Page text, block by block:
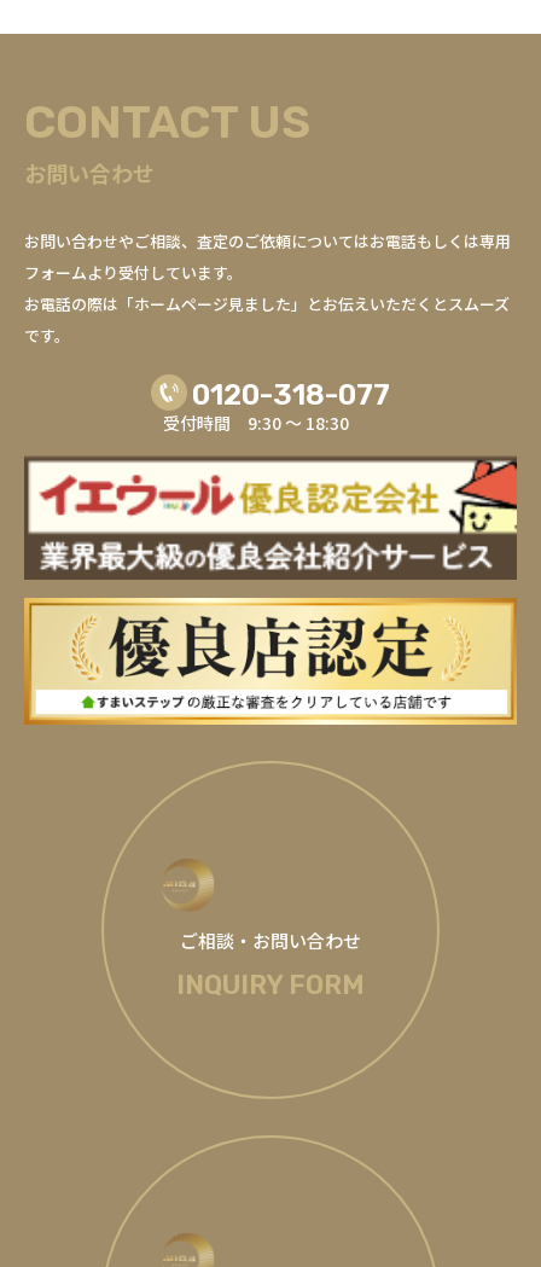
CONTACT US
お問い合わせ
お問い合わせやご相談、査定のご依頼についてはお電話もしくは専用
フォームより受付しています。
お電話の際は「ホームページ見ました」とお伝えいただくとスムーズ
です。
0120-318-077
受付時間 9:30 ～ 18:30
ご相談・お問い合わせ
INQUIRY FORM